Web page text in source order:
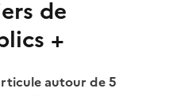
de
+
autour de 5